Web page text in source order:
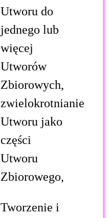
Utworu do
jednego lub
więcej
Utworów
Zbiorowych,
zwielokrotnianie
Utworu jako
części
Utworu
Zbiorowego,
Tworzenie i